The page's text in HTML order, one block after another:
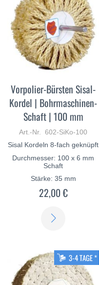
Vorpolier-Bürsten Sisal-
Kordel | Bohrmaschinen-
Schaft | 100 mm
Art.-Nr. 602-SiKo-100
Sisal Kordeln 8-fach geknüpft
Durchmesser: 100 x 6 mm
Schaft
Stärke: 35 mm
22,00 €
3-4 TAGE *